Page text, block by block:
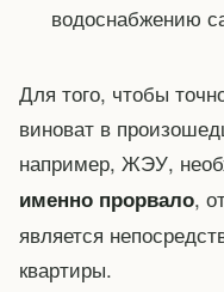
водоснабжению
Для того, чтобы
виноват в
например, ЖЭУ,
именно прорвало,
является
квартиры.